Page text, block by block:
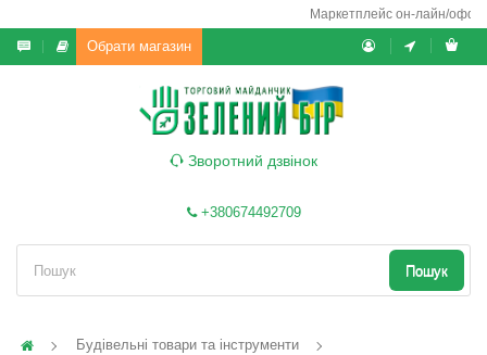
Маркетплейс он-лайн/офф-
Обрати магазин
Зворотний дзвінок
+380674492709
Пошук
Будівельні товари та інструменти